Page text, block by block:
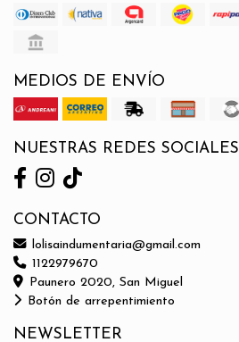
MEDIOS DE ENVÍO
NUESTRAS REDES SOCIALES
CONTACTO
lolisaindumentaria@gmail.com
1122979670
Paunero 2020, San Miguel
Botón de arrepentimiento
NEWSLETTER